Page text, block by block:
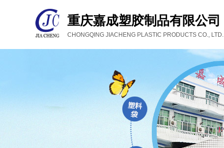
CHONGQING JIACHENG PLASTIC PRODUCTS CO., LTD.​
重庆嘉成塑胶制品有限公司